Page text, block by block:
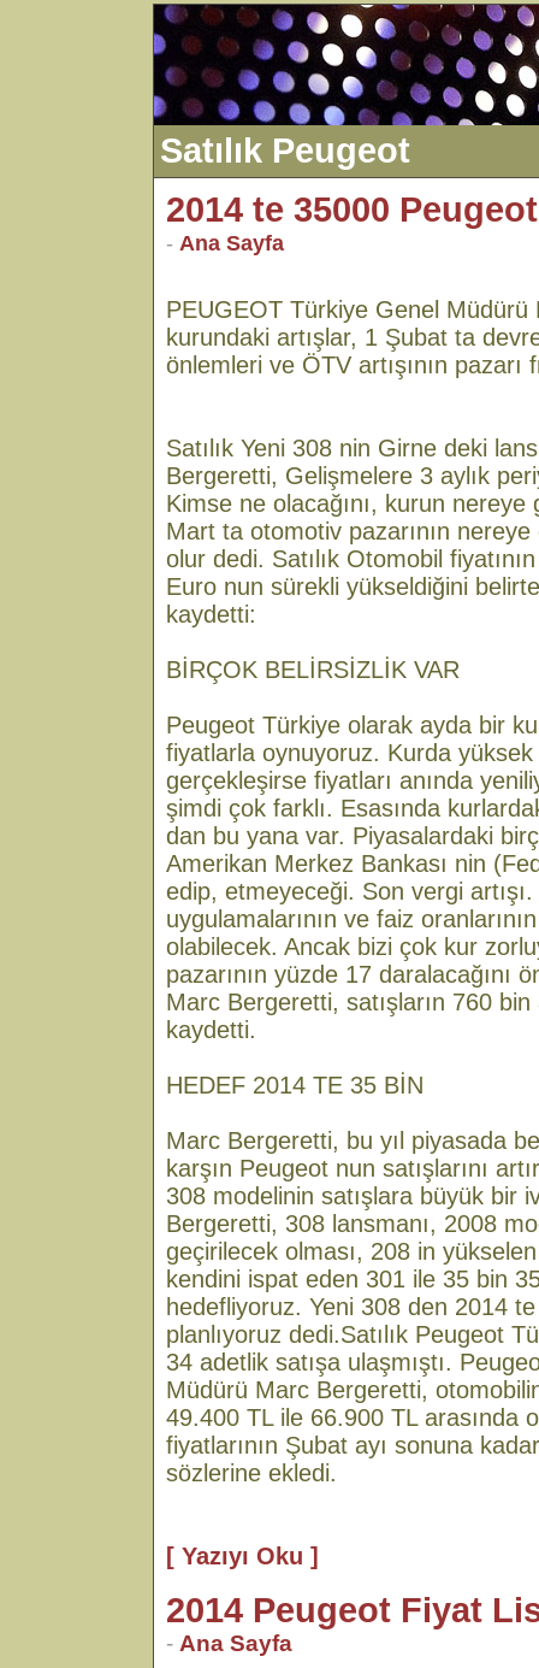
Satılık Peugeot
2014 te 35000 Peugeot
- Ana Sayfa
PEUGEOT Türkiye Genel
kurundaki artışlar, 1 Şubat ta
önlemleri ve ÖTV artışının
Satılık Yeni 308 nin Girne deki
Bergeretti, Gelişmelere 3 aylık
Kimse ne olacağını, kurun nereye
Mart ta otomotiv pazarının
olur dedi. Satılık Otomobil
Euro nun sürekli yükseldiğini
kaydetti:
BİRÇOK BELİRSİZLİK VAR
Peugeot Türkiye olarak ayda bir
fiyatlarla oynuyoruz. Kurda yüksek
gerçekleşirse fiyatları anında
şimdi çok farklı. Esasında
dan bu yana var. Piyasalardaki
Amerikan Merkez Bankası nin
edip, etmeyeceği. Son vergi
uygulamalarının ve faiz
olabilecek. Ancak bizi çok kur
pazarının yüzde 17 daralacağını
Marc Bergeretti, satışların 760
kaydetti.
HEDEF 2014 TE 35 BİN
Marc Bergeretti, bu yıl piyasada
karşın Peugeot nun satışlarını
308 modelinin satışlara büyük bir
Bergeretti, 308 lansmanı, 2008
geçirilecek olması, 208 in
kendini ispat eden 301 ile 35 bin
hedefliyoruz. Yeni 308 den 2014
planlıyoruz dedi.Satılık Peugeot
34 adetlik satışa ulaşmıştı.
Müdürü Marc Bergeretti,
49.400 TL ile 66.900 TL arasında
fiyatlarının Şubat ayı sonuna
sözlerine ekledi.
[ Yazıyı Oku ]
2014 Peugeot Fiyat
- Ana Sayfa